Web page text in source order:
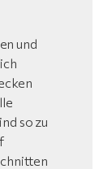
und
so zu